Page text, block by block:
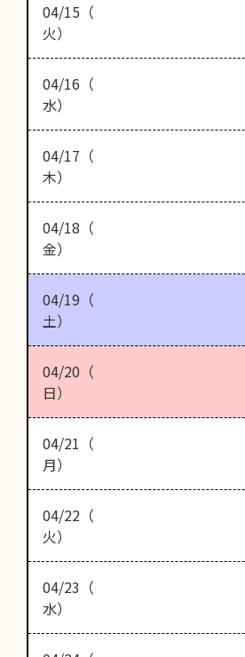
04/15（
火）
04/16（
水）
04/17（
木）
04/18（
金）
04/19（
土）
04/20（
日）
04/21（
月）
04/22（
火）
04/23（
水）